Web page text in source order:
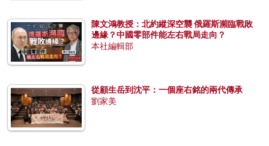
陳文鴻教授：北約縱深空襲 俄羅斯瀕臨戰敗
邊緣？中國零部件能左右戰局走向？
本社編輯部
從顧生岳到沈平：一個座右銘的兩代傳承
劉家美